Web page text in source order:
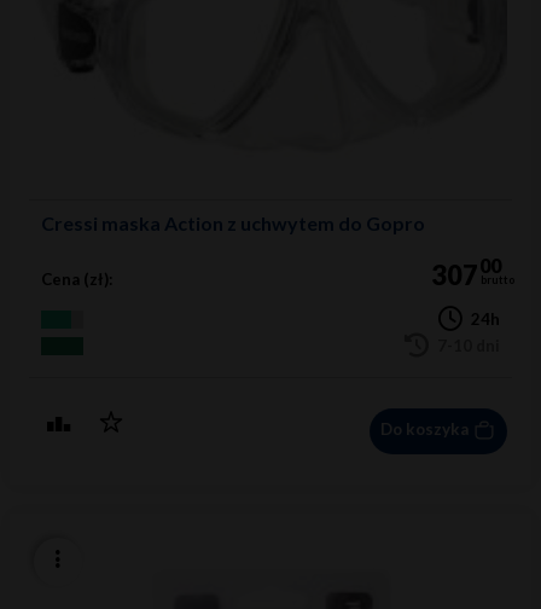
Cressi maska Action z uchwytem do Gopro
Cena (zł): 30700
brutto
24h
Do koszyka